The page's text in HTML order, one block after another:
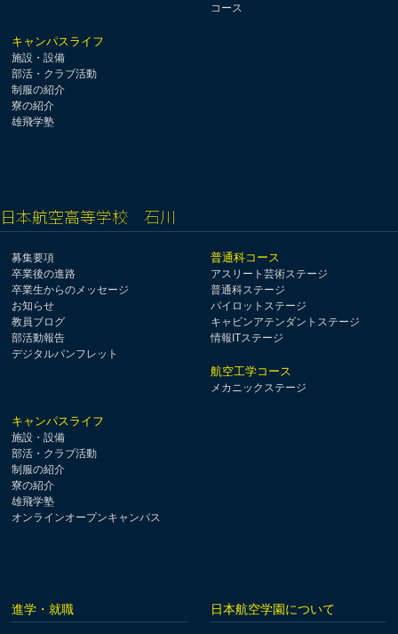
コース
キャンパスライフ
施設・設備
部活・クラブ活動
制服の紹介
寮の紹介
雄飛学塾
日本航空高等学校 石川
募集要項
卒業後の進路
卒業生からのメッセージ
お知らせ
教員ブログ
部活動報告
デジタルパンフレット
普通科コース
アスリート芸術ステージ
普通科ステージ
パイロットステージ
キャビンアテンダントステージ
情報ITステージ
航空工学コース
メカニックステージ
キャンパスライフ
施設・設備
部活・クラブ活動
制服の紹介
寮の紹介
雄飛学塾
オンラインオープンキャンパス
進学・就職 日本航空学園について